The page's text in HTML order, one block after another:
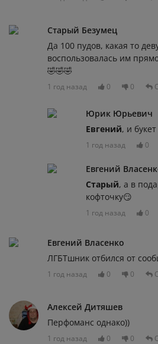
Старый Безумец
Да 100 пудов, какая то
воспользовалась им
🤣🤣🤣
1 год назад 0 0
Юрик Юрьевич
Евгений, и
1 год назад 0
Евгений
Старый, а в
кофточку😏
1 год назад 0
Евгений Власенко
ЛГБТшник отбился от
1 год назад 0 0
Алексей Дитяшев
Перфоманс однако))
1 год назад 0 0